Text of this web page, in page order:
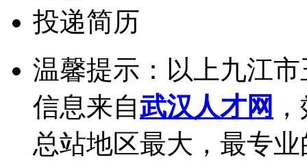
投递简历
温馨提示：以上九江
信息来自武汉人才网
总站地区最大，最专业